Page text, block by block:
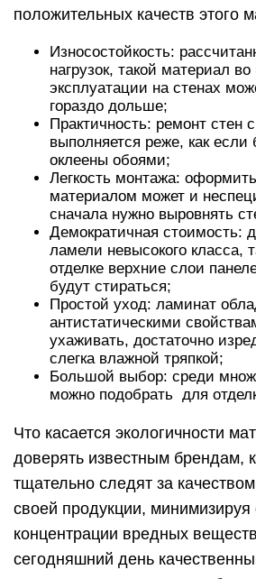
положительных качеств этого
Износостойкость:
нагрузок, такой материал
эксплуатации на стенах
гораздо дольше;
Практичность: ремонт стен
выполняется реже, как
оклеены обоями;
Легкость монтажа:
материалом может и
сначала нужно выровнять
Демократичная стоимость:
ламели невысокого класса,
отделке верхние слои
будут стираться;
Простой уход: ламинат
антистатическими
ухаживать, достаточно
слегка влажной тряпкой;
Большой выбор: среди
можно подобрать для
Что касается экологичности
доверять известным брендам,
тщательно следят за
своей продукции, минимизируя
концентрации вредных
сегодняшний день